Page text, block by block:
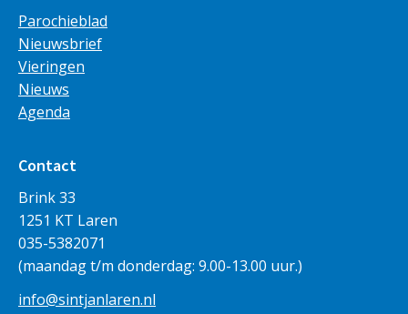
Parochieblad
Nieuwsbrief
Vieringen
Nieuws
Agenda
Contact
Brink 33
1251 KT Laren
035-5382071
(maandag t/m donderdag: 9.00-13.00 uur.)
info@sintjanlaren.nl